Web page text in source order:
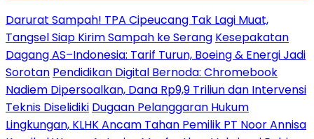
Darurat Sampah! TPA Cipeucang Tak Lagi Muat,
Tangsel Siap Kirim Sampah ke Serang Kesepakatan
Dagang AS–Indonesia: Tarif Turun, Boeing & Energi Jadi
Sorotan Pendidikan Digital Bernoda: Chromebook
Nadiem Dipersoalkan, Dana Rp9,9 Triliun dan Intervensi
Teknis Diselidiki Dugaan Pelanggaran Hukum
Lingkungan, KLHK Ancam Tahan Pemilik PT Noor Annisa